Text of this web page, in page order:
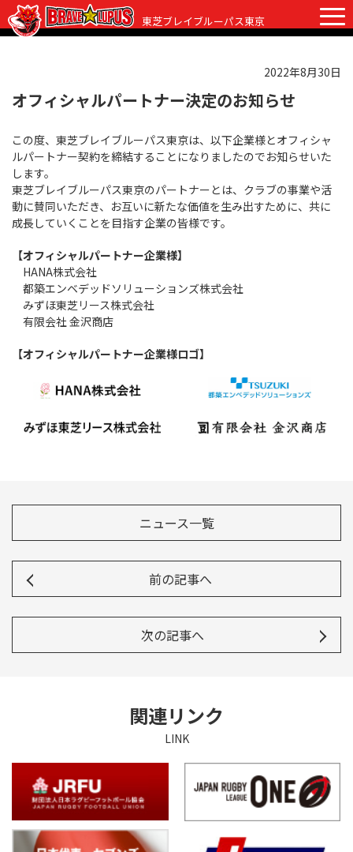
東芝ブレイブルーパス東京
チケット グッズ ファンクラブ 観戦ガイド
観戦ガイド
初めての観戦
ラグビーって何？
会場紹介
クラブからのお願い
ニュース
試合日程・結果
選手・スタッフ
スタッフ
マスコット
クラブ情報
株式会社 ブレイブルーパス東京概要
アカデミー
パートナー
InstagramX
2022年8月30日
オフィシャルパートナー決定のお知らせ
この度、東芝ブレイブルーパス東京は、以下企業様とオフィシャ
ルパートナー契約を締結することになりましたのでお知らせいた
します。
東芝ブレイブルーパス東京のパートナーとは、クラブの事業や活
動に賛同いただき、お互いに新たな価値を生み出すために、共に
成長していくことを目指す企業の皆様です。
【オフィシャルパートナー企業様】
HANA株式会社
都築エンベデッドソリューションズ株式会社
みずほ東芝リース株式会社
有限会社 金沢商店
【オフィシャルパートナー企業様ロゴ】
ニュース一覧
前の記事へ
次の記事へ
関連リンク
LINK